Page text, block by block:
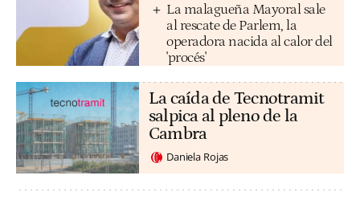
La malagueña Mayoral sale
al rescate de Parlem, la
operadora nacida al calor del
'procés'
La caída de Tecnotramit
salpica al pleno de la
Cambra
Daniela Rojas